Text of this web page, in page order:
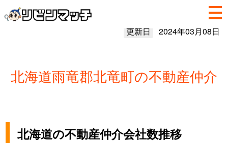
更新日 2024年03月08日
北海道雨竜郡北竜町の不動産仲介
北海道の不動産仲介会社数推移